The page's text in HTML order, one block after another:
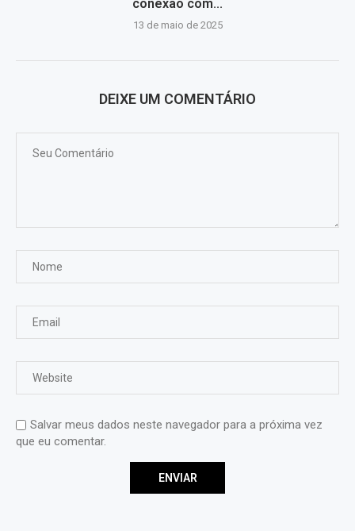
conexão com...
13 de maio de 2025
DEIXE UM COMENTÁRIO
Salvar meus dados neste navegador para a próxima vez
que eu comentar.